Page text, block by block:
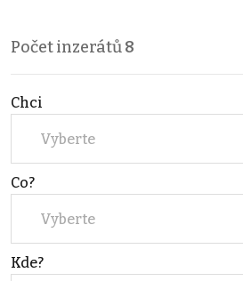
Počet inzerátů8
Chci
Vyberte
Co?
Vyberte
Kde?